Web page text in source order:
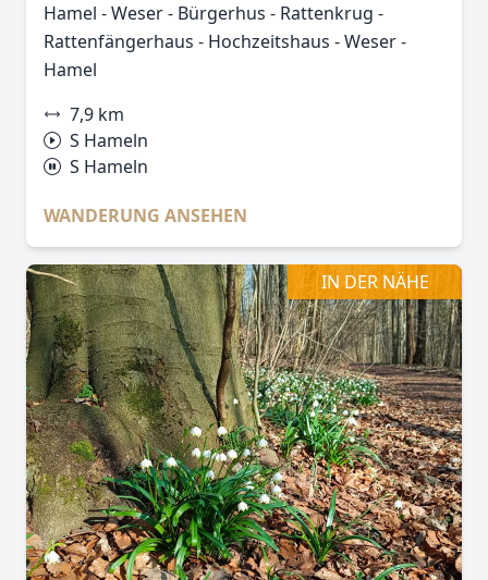
Hamel - Weser - Bürgerhus - Rattenkrug -
Rattenfängerhaus - Hochzeitshaus - Weser -
Hamel
7,9 km
S Hameln
S Hameln
WANDERUNG ANSEHEN
IN DER NÄHE